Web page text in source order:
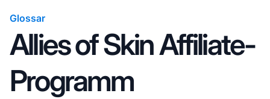
Glossar
Allies of Skin Affiliate-
Programm